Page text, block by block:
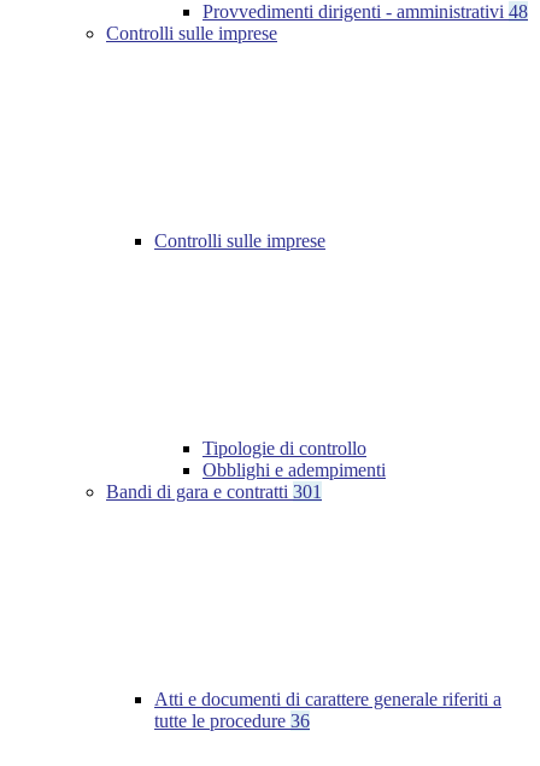
Provvedimenti dirigenti - amministrativi 48
Controlli sulle imprese
Controlli sulle imprese
Tipologie di controllo
Obblighi e adempimenti
Bandi di gara e contratti 301
Atti e documenti di carattere generale riferiti a
tutte le procedure 36